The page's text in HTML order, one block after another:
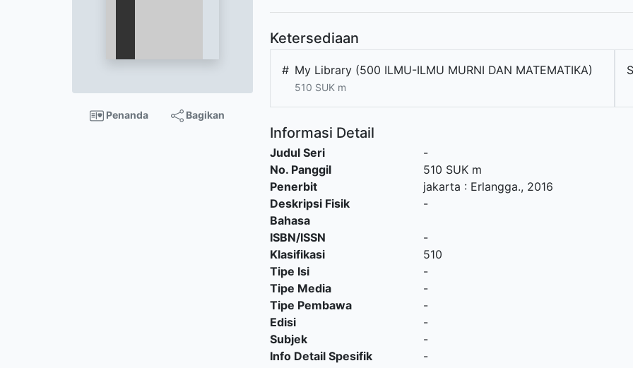
Penanda Bagikan
Ketersediaan
# My Library (500 ILMU-ILMU MURNI DAN MATEMATIKA)
510 SUK m
Informasi Detail
Judul Seri
-
No. Panggil
510 SUK m
Penerbit
jakarta : Erlangga., 2016
Deskripsi Fisik
-
Bahasa
ISBN/ISSN
-
Klasifikasi
510
Tipe Isi
-
Tipe Media
-
Tipe Pembawa
-
Edisi
-
Subjek
-
Info Detail Spesifik
-